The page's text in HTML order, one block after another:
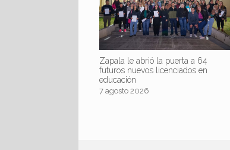
Zapala le abrió la puerta a 64
futuros nuevos licenciados en
educación
7 agosto 2026